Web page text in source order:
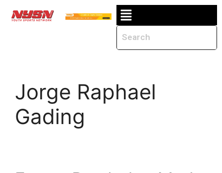
Jorge Raphael
Gading